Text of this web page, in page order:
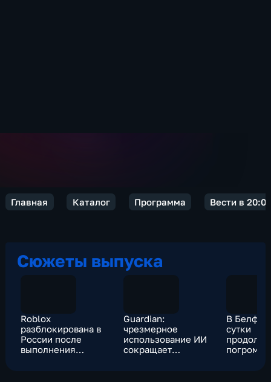
Главная Каталог Программа Вести в 20:00
Сюжеты выпуска
Roblox
разблокирована в
России после
выполнения
Guardian:
чрезмерное
использование ИИ
сокращает
В
сутки
погромы: